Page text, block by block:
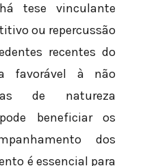
tese vinculante
ou repercussão
recentes do
favorável à não
de natureza
beneficiar os
dos
é essencial para